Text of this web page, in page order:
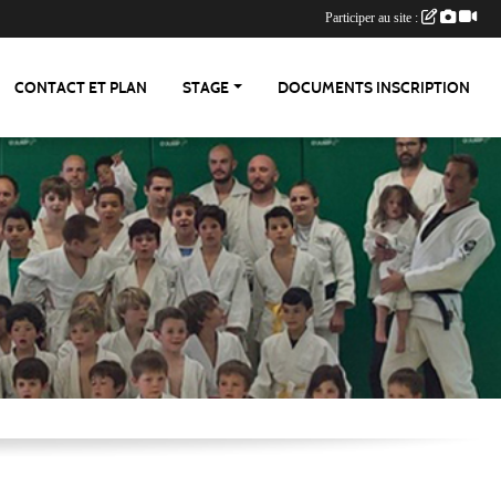
CONTACT ET PLAN STAGE DOCUMENTS INSCRIPTION
Participer au site :